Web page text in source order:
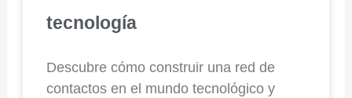
tecnología
Descubre cómo construir una red de
contactos en el mundo tecnológico y